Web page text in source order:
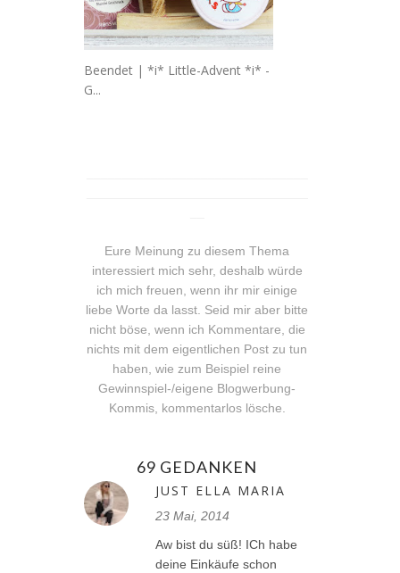
Beendet | *i* Little-Advent *i* -
G...
Eure Meinung zu diesem Thema
interessiert mich sehr, deshalb würde
ich mich freuen, wenn ihr mir einige
liebe Worte da lasst. Seid mir aber bitte
nicht böse, wenn ich Kommentare, die
nichts mit dem eigentlichen Post zu tun
haben, wie zum Beispiel reine
Gewinnspiel-/eigene Blogwerbung-
Kommis, kommentarlos lösche.
69 GEDANKEN
JUST ELLA MARIA
23 Mai, 2014
Aw bist du süß! ICh habe
deine Einkäufe schon